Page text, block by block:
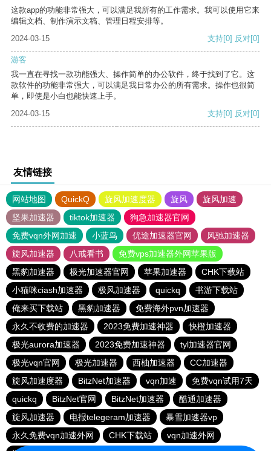
这款app的功能非常强大，可以满足我所有的工作需求。我可以使用它来
编辑文档、制作演示文稿、管理日程安排等。
2024-03-15
支持[0] 反对[0]
游客
我一直在寻找一款功能强大、操作简单的办公软件，终于找到了它。这
款软件的功能非常强大，可以满足我日常办公的所有需求。操作也很简
单，即使是小白也能快速上手。
2024-03-15
支持[0] 反对[0]
友情链接
网站地图 QuickQ 旋风加速度器 旋风
旋风加速
坚果加速器
tiktok加速器
狗急加速器官网
免费vqn外网加速
小蓝鸟 优途加速器官网
风驰加速器
旋风加速器
八戒看书
免费vps加速器外网苹果版
黑豹加速器
极光加速器官网 苹果加速器
CHK下载站
小猫咪ciash加速器
极风加速器 quickq
书游下载站
俺来买下载站
黑豹加速器
免费海外pvn加速器
永久不收费的加速器
2023免费加速神器
快橙加速器
极光aurora加速器
2023免费加速神器
tyl加速器官网
极光vqn官网
极光加速器 西柚加速器
CC加速器
旋风加速度器
BitzNet加速器 vqn加速
免费vqn试用7天
quickq
BitzNet官网 BitzNet加速器
酷通加速器
旋风加速器
电报telegeram加速器
暴雪加速器vp
永久免费vqn加速外网
CHK下载站
vqn加速外网